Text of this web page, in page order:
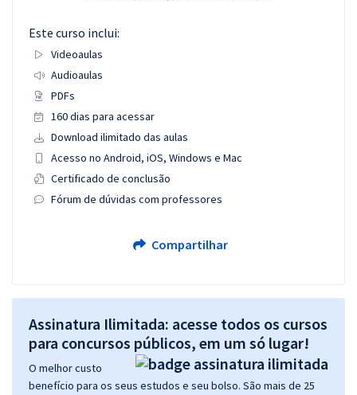
Este curso inclui:
Videoaulas
Audioaulas
PDFs
160 dias para acessar
Download ilimitado das aulas
Acesso no Android, iOS, Windows e Mac
Certificado de conclusão
Fórum de dúvidas com professores
Compartilhar
Assinatura Ilimitada: acesse todos os cursos
para concursos públicos, em um só lugar!
O melhor custo
benefício para os seus estudos e seu bolso. São mais de 25